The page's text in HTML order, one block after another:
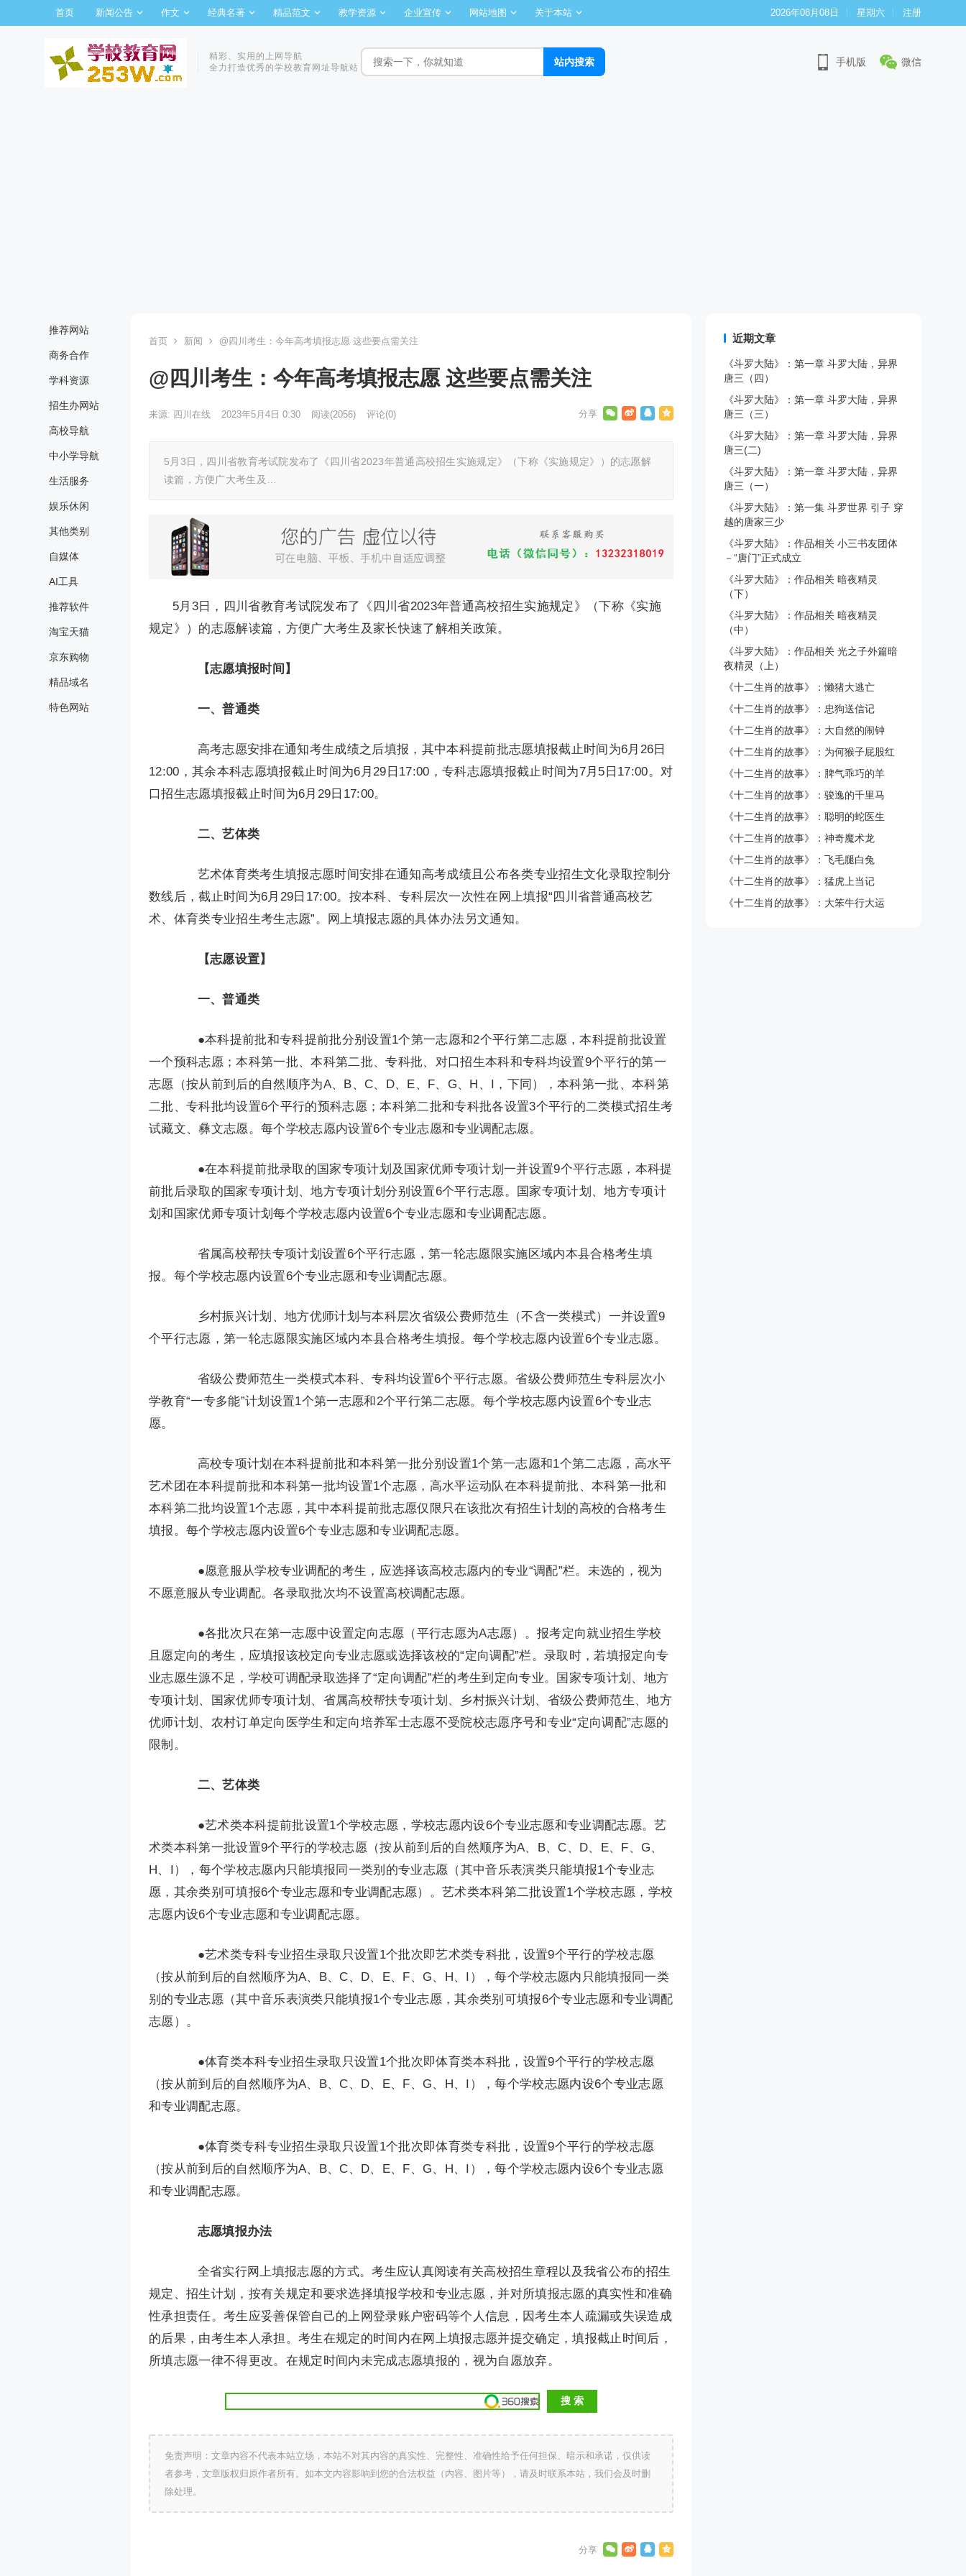
首页 新闻公告 作文 经典名著 精品范文 教学资源 企业宣传 网站地图 关于本站 2026年08月08日 星期六 注册
精彩、实用的上网导航
全力打造优秀的学校教育网址导航站
手机版 微信
推荐网站
商务合作
学科资源
招生办网站
高校导航
中小学导航
生活服务
娱乐休闲
其他类别
自媒体
AI工具
推荐软件
淘宝天猫
京东购物
精品域名
特色网站
首页 新闻 @四川考生：今年高考填报志愿 这些要点需关注
@四川考生：今年高考填报志愿 这些要点需关注
来源: 四川在线 2023年5月4日 0:30 阅读(2056) 评论(0)
5月3日，四川省教育考试院发布了《四川省2023年普通高校招生实施规定》（下称《实施规定》）的志愿解
读篇，方便广大考生及…
5月3日，四川省教育考试院发布了《四川省2023年普通高校招生实施规定》（下称《实施
规定》）的志愿解读篇，方便广大考生及家长快速了解相关政策。
【志愿填报时间】
一、普通类
高考志愿安排在通知考生成绩之后填报，其中本科提前批志愿填报截止时间为6月26日
12:00，其余本科志愿填报截止时间为6月29日17:00，专科志愿填报截止时间为7月5日17:00。对
口招生志愿填报截止时间为6月29日17:00。
二、艺体类
艺术体育类考生填报志愿时间安排在通知高考成绩且公布各类专业招生文化录取控制分
数线后，截止时间为6月29日17:00。按本科、专科层次一次性在网上填报“四川省普通高校艺
术、体育类专业招生考生志愿”。网上填报志愿的具体办法另文通知。
【志愿设置】
一、普通类
●本科提前批和专科提前批分别设置1个第一志愿和2个平行第二志愿，本科提前批设置
一个预科志愿；本科第一批、本科第二批、专科批、对口招生本科和专科均设置9个平行的第一
志愿（按从前到后的自然顺序为A、B、C、D、E、F、G、H、I，下同），本科第一批、本科第
二批、专科批均设置6个平行的预科志愿；本科第二批和专科批各设置3个平行的二类模式招生考
试藏文、彝文志愿。每个学校志愿内设置6个专业志愿和专业调配志愿。
●在本科提前批录取的国家专项计划及国家优师专项计划一并设置9个平行志愿，本科提
前批后录取的国家专项计划、地方专项计划分别设置6个平行志愿。国家专项计划、地方专项计
划和国家优师专项计划每个学校志愿内设置6个专业志愿和专业调配志愿。
省属高校帮扶专项计划设置6个平行志愿，第一轮志愿限实施区域内本县合格考生填
报。每个学校志愿内设置6个专业志愿和专业调配志愿。
乡村振兴计划、地方优师计划与本科层次省级公费师范生（不含一类模式）一并设置9
个平行志愿，第一轮志愿限实施区域内本县合格考生填报。每个学校志愿内设置6个专业志愿。
省级公费师范生一类模式本科、专科均设置6个平行志愿。省级公费师范生专科层次小
学教育“一专多能”计划设置1个第一志愿和2个平行第二志愿。每个学校志愿内设置6个专业志
愿。
高校专项计划在本科提前批和本科第一批分别设置1个第一志愿和1个第二志愿，高水平
艺术团在本科提前批和本科第一批均设置1个志愿，高水平运动队在本科提前批、本科第一批和
本科第二批均设置1个志愿，其中本科提前批志愿仅限只在该批次有招生计划的高校的合格考生
填报。每个学校志愿内设置6个专业志愿和专业调配志愿。
●愿意服从学校专业调配的考生，应选择该高校志愿内的专业“调配”栏。未选的，视为
不愿意服从专业调配。各录取批次均不设置高校调配志愿。
●各批次只在第一志愿中设置定向志愿（平行志愿为A志愿）。报考定向就业招生学校
且愿定向的考生，应填报该校定向专业志愿或选择该校的“定向调配”栏。录取时，若填报定向专
业志愿生源不足，学校可调配录取选择了“定向调配”栏的考生到定向专业。国家专项计划、地方
专项计划、国家优师专项计划、省属高校帮扶专项计划、乡村振兴计划、省级公费师范生、地方
优师计划、农村订单定向医学生和定向培养军士志愿不受院校志愿序号和专业“定向调配”志愿的
限制。
二、艺体类
●艺术类本科提前批设置1个学校志愿，学校志愿内设6个专业志愿和专业调配志愿。艺
术类本科第一批设置9个平行的学校志愿（按从前到后的自然顺序为A、B、C、D、E、F、G、
H、I），每个学校志愿内只能填报同一类别的专业志愿（其中音乐表演类只能填报1个专业志
愿，其余类别可填报6个专业志愿和专业调配志愿）。艺术类本科第二批设置1个学校志愿，学校
志愿内设6个专业志愿和专业调配志愿。
●艺术类专科专业招生录取只设置1个批次即艺术类专科批，设置9个平行的学校志愿
（按从前到后的自然顺序为A、B、C、D、E、F、G、H、I），每个学校志愿内只能填报同一类
别的专业志愿（其中音乐表演类只能填报1个专业志愿，其余类别可填报6个专业志愿和专业调配
志愿）。
●体育类本科专业招生录取只设置1个批次即体育类本科批，设置9个平行的学校志愿
（按从前到后的自然顺序为A、B、C、D、E、F、G、H、I），每个学校志愿内设6个专业志愿
和专业调配志愿。
●体育类专科专业招生录取只设置1个批次即体育类专科批，设置9个平行的学校志愿
（按从前到后的自然顺序为A、B、C、D、E、F、G、H、I），每个学校志愿内设6个专业志愿
和专业调配志愿。
志愿填报办法
全省实行网上填报志愿的方式。考生应认真阅读有关高校招生章程以及我省公布的招生
规定、招生计划，按有关规定和要求选择填报学校和专业志愿，并对所填报志愿的真实性和准确
性承担责任。考生应妥善保管自己的上网登录账户密码等个人信息，因考生本人疏漏或失误造成
的后果，由考生本人承担。考生在规定的时间内在网上填报志愿并提交确定，填报截止时间后，
所填志愿一律不得更改。在规定时间内未完成志愿填报的，视为自愿放弃。
免责声明：文章内容不代表本站立场，本站不对其内容的真实性、完整性、准确性给予任何担保、暗示和承诺，仅供读
者参考，文章版权归原作者所有。如本文内容影响到您的合法权益（内容、图片等），请及时联系本站，我们会及时删
除处理。
近期文章
《斗罗大陆》：第一章 斗罗大陆，异界
唐三（四）
《斗罗大陆》：第一章 斗罗大陆，异界
唐三（三）
《斗罗大陆》：第一章 斗罗大陆，异界
唐三(二)
《斗罗大陆》：第一章 斗罗大陆，异界
唐三（一）
《斗罗大陆》：第一集 斗罗世界 引子 穿
越的唐家三少
《斗罗大陆》：作品相关 小三书友团体
－“唐门”正式成立
《斗罗大陆》：作品相关 暗夜精灵
（下）
《斗罗大陆》：作品相关 暗夜精灵
（中）
《斗罗大陆》：作品相关 光之子外篇暗
夜精灵（上）
《十二生肖的故事》：懒猪大逃亡
《十二生肖的故事》：忠狗送信记
《十二生肖的故事》：大自然的闹钟
《十二生肖的故事》：为何猴子屁股红
《十二生肖的故事》：脾气乖巧的羊
《十二生肖的故事》：骏逸的千里马
《十二生肖的故事》：聪明的蛇医生
《十二生肖的故事》：神奇魔术龙
《十二生肖的故事》：飞毛腿白兔
《十二生肖的故事》：猛虎上当记
《十二生肖的故事》：大笨牛行大运